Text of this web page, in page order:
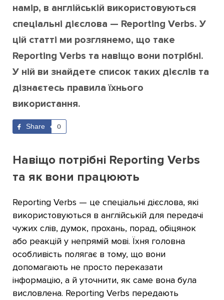
намір, в англійській використовуються
спеціальні дієслова — Reporting Verbs. У
цій статті ми розглянемо, що таке
Reporting Verbs та навіщо вони потрібні.
У ній ви знайдете список таких дієслів та
дізнаєтесь правила їхнього
використання.
Share 0
Навіщо потрібні Reporting Verbs
та як вони працюють
Reporting Verbs — це спеціальні дієслова, які
використовуються в англійській для передачі
чужих слів, думок, прохань, порад, обіцянок
або реакцій у непрямій мові. Їхня головна
особливість полягає в тому, що вони
допомагають не просто переказати
інформацію, а й уточнити, як саме вона була
висловлена. Reporting Verbs передають